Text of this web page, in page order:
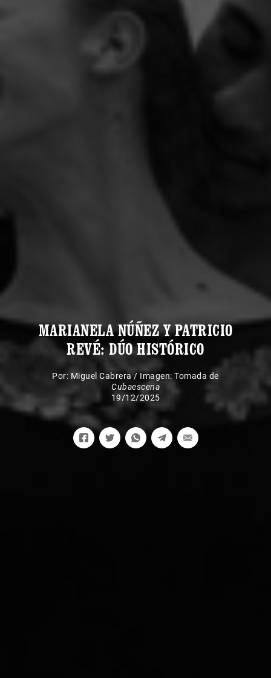
MARIANELA NÚÑEZ Y PATRICIO
REVÉ: DÚO HISTÓRICO
Por: Miguel Cabrera / Imagen: Tomada de
Cubaescena
19/12/2025